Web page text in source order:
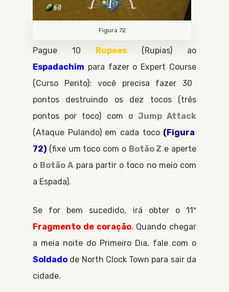
Figura 72
Pague 10 Rupees Rupias ao
Espadachim para fazer o Expert Course
Curso Perito : você precisa fazer 30
pontos destruindo os dez tocos (três
pontos por toco) com o Jump Attack
Ataque Pulando em cada toco (Figura
72) (fixe um toco com o Botão Z e aperte
o Botão A para partir o toco no meio com
a Espada).
Se for bem sucedido, irá obter o 11º
Fragmento de coração. Quando chegar
a meia noite do Primeiro Dia, fale com o
Soldado de North Clock Town para sair da
cidade.